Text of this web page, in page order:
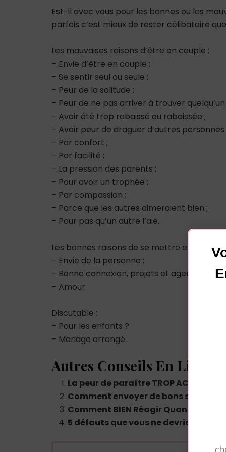
Est-il avec vous pour les bonnes ou les
parfois c’est mieux de rester célibataire
Les mauvaises raisons d’être en couple :
– Envie d’être en couple ;
– Se sentir seul ou seule ;
– Peur de la solitude ;
– Peur de ne pas arriver à trouver quelqu’un
– Avoir été trop rabaissé ou rabaissée ;
– Avoir peur de draguer d’autres personnes
– Par confort ;
– Par facilité ;
– La pression des parents ;
– Pour avoir un trophée ;
– Par compassion ;
– Parce que les autres aimeraient bien ;
– Pour pas qu’un autre l’aie.
Les bonnes raisons de se mettre en couple :
– Envie de la personne ;
– Bonne connexion, projets et agendas
– Amour.
Discutable :
– Pour les enfants ?
– Mariage arrangé.
Autres Conseils En Lien :
La peur de paraître TROP ACQUISE
Comment envoyer de bons sextos à
Comment BIEN Réagir Quand Un
5 défauts que vous ne devriez